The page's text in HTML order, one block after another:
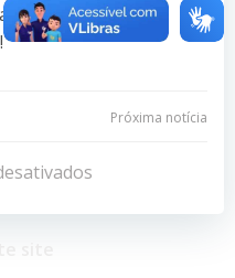
de 15 horas de
!
Navegação
Próxima notícia